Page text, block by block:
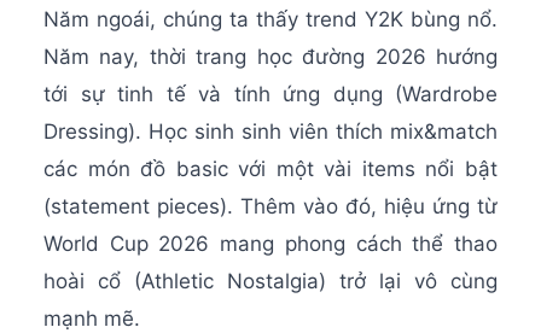
Năm ngoái, chúng ta thấy trend Y2K bùng nổ.
Năm nay, thời trang học đường 2026 hướng
tới sự tinh tế và tính ứng dụng (Wardrobe
Dressing). Học sinh sinh viên thích mix&match
các món đồ basic với một vài items nổi bật
(statement pieces). Thêm vào đó, hiệu ứng từ
World Cup 2026 mang phong cách thể thao
hoài cổ (Athletic Nostalgia) trở lại vô cùng
mạnh mẽ.